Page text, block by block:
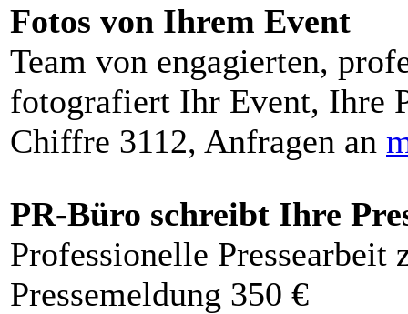
Fotos von Ihrem Event
Team von engagierten,
fotografiert Ihr Event, Ihre
Chiffre 3112, Anfragen an
PR-Büro schreibt Ihre
Professionelle Pressearbeit
Pressemeldung 350 €